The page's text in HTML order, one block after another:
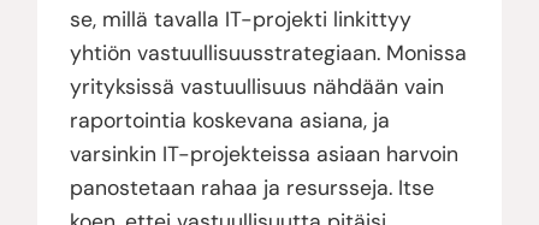
se, millä tavalla IT-projekti linkittyy
yhtiön vastuullisuusstrategiaan. Monissa
yrityksissä vastuullisuus nähdään vain
raportointia koskevana asiana, ja
varsinkin IT-projekteissa asiaan harvoin
panostetaan rahaa ja resursseja. Itse